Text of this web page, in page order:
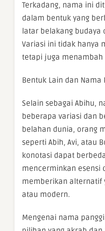
Terkadang, nama ini
dalam bentuk yang
latar belakang budaya
Variasi ini tidak hanya
tetapi juga
Bentuk Lain dan Nama
Selain sebagai Abihu,
beberapa variasi dan
belahan dunia, orang
seperti Abih, Avi, atau
konotasi dapat
mencerminkan esensi
memberikan alternatif
atau modern.
Mengenai nama